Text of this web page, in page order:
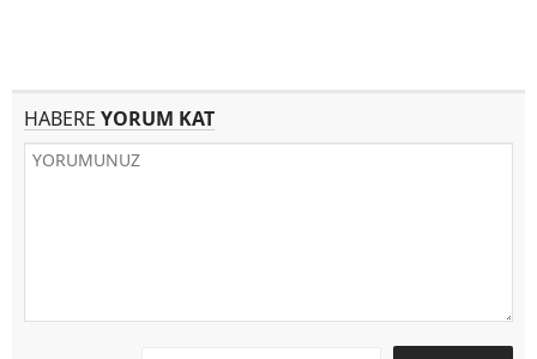
HABERE YORUM KAT